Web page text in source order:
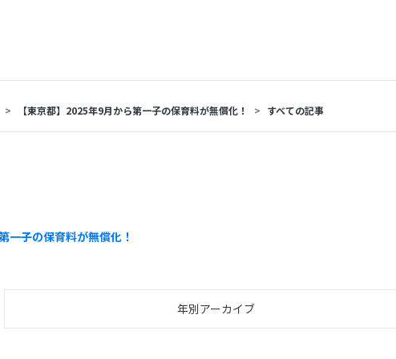
【東京都】2025年9月から第一子の保育料が無償化！ すべての記事
一子の保育料が無償化！
年別アーカイブ